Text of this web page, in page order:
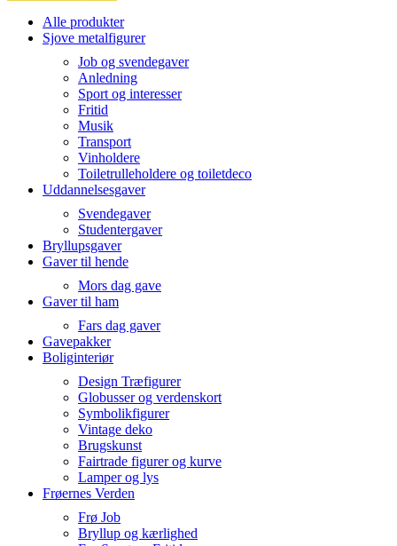
Alle produkter
Sjove metalfigurer
Job og svendegaver
Anledning
Sport og interesser
Fritid
Musik
Transport
Vinholdere
Toiletrulleholdere og toiletdeco
Uddannelsesgaver
Svendegaver
Studentergaver
Bryllupsgaver
Gaver til hende
Mors dag gave
Gaver til ham
Fars dag gaver
Gavepakker
Boliginteriør
Design Træfigurer
Globusser og verdenskort
Symbolikfigurer
Vintage deko
Brugskunst
Fairtrade figurer og kurve
Lamper og lys
Frøernes Verden
Frø Job
Bryllup og kærlighed